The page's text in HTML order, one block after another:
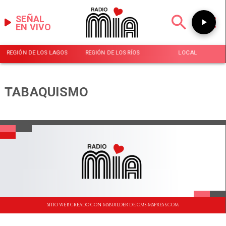
EN VIVO
SEÑAL
REGIÓN DE LOS LAGOS REGIÓN DE LOS RÍOS LOCAL
TABAQUISMO
SITIO WEB CREADO CON MSBUILDER DE CMS-MSPRESS.COM